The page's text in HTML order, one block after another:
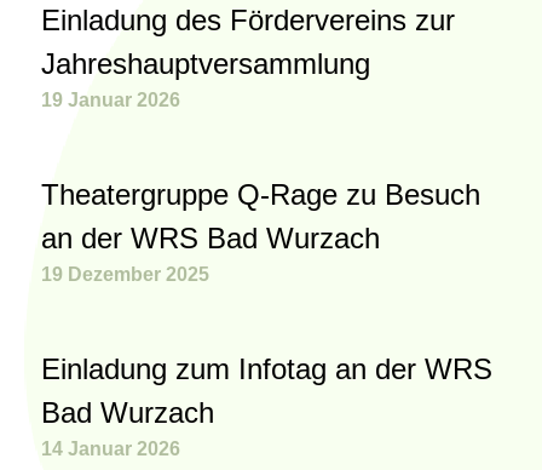
Einladung des Fördervereins zur
Jahreshauptversammlung
19 Januar 2026
Theatergruppe Q-Rage zu Besuch
an der WRS Bad Wurzach
19 Dezember 2025
Einladung zum Infotag an der WRS
Bad Wurzach
14 Januar 2026